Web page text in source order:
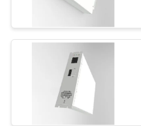
CONTACTO
NOTICIAS
SOLICITAR